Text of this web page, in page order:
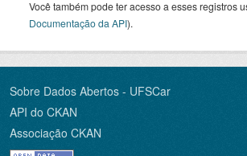
Você também pode ter acesso a esses registros
Documentação da API).
Sobre Dados Abertos - UFSCar
API do CKAN
Associação CKAN